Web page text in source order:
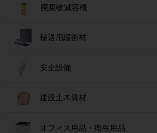
廃棄物減容機
輸送用緩衝材
安全設備
建設土木資材
オフィス用品・衛生用品